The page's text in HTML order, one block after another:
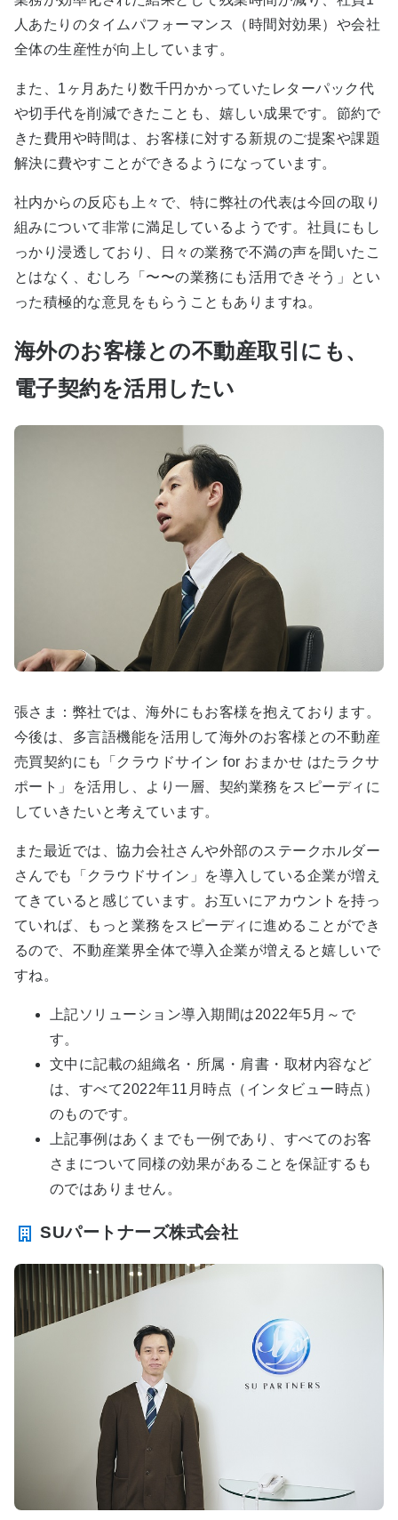
人あたりのタイムパフォーマンス（時間対効果）や会社
全体の生産性が向上しています。
また、1ヶ月あたり数千円かかっていたレターパック代
や切手代を削減できたことも、嬉しい成果です。節約で
きた費用や時間は、お客様に対する新規のご提案や課題
解決に費やすことができるようになっています。
社内からの反応も上々で、特に弊社の代表は今回の取り
組みについて非常に満足しているようです。社員にもし
っかり浸透しており、日々の業務で不満の声を聞いたこ
とはなく、むしろ「〜〜の業務にも活用できそう」とい
った積極的な意見をもらうこともありますね。
海外のお客様との不動産取引にも、
電子契約を活用したい
張さま：弊社では、海外にもお客様を抱えております。
今後は、多言語機能を活用して海外のお客様との不動産
売買契約にも「クラウドサイン for おまかせ はたラクサ
ポート」を活用し、より一層、契約業務をスピーディに
していきたいと考えています。
また最近では、協力会社さんや外部のステークホルダー
さんでも「クラウドサイン」を導入している企業が増え
てきていると感じています。お互いにアカウントを持っ
ていれば、もっと業務をスピーディに進めることができ
るので、不動産業界全体で導入企業が増えると嬉しいで
すね。
上記ソリューション導入期間は2022年5月～で
す。
文中に記載の組織名・所属・肩書・取材内容など
は、すべて2022年11月時点（インタビュー時点）
のものです。
上記事例はあくまでも一例であり、すべてのお客
さまについて同様の効果があることを保証するも
のではありません。
SUパートナーズ株式会社